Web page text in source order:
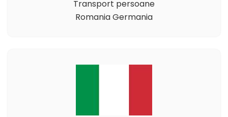
Transport persoane
Romania Germania